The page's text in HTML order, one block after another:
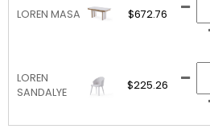
LOREN MASA $672.76
LOREN
SANDALYE
$225.26